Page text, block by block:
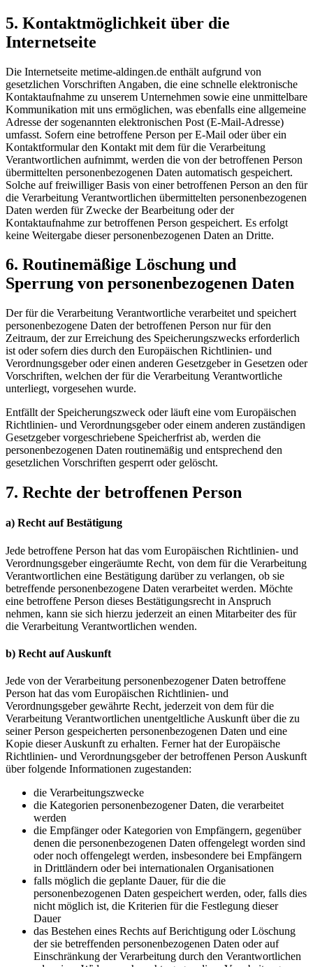
5. Kontaktmöglichkeit über die
Internetseite
Die Internetseite metime-aldingen.de enthält aufgrund von
gesetzlichen Vorschriften Angaben, die eine schnelle elektronische
Kontaktaufnahme zu unserem Unternehmen sowie eine unmittelbare
Kommunikation mit uns ermöglichen, was ebenfalls eine allgemeine
Adresse der sogenannten elektronischen Post (E-Mail-Adresse)
umfasst. Sofern eine betroffene Person per E-Mail oder über ein
Kontaktformular den Kontakt mit dem für die Verarbeitung
Verantwortlichen aufnimmt, werden die von der betroffenen Person
übermittelten personenbezogenen Daten automatisch gespeichert.
Solche auf freiwilliger Basis von einer betroffenen Person an den für
die Verarbeitung Verantwortlichen übermittelten personenbezogenen
Daten werden für Zwecke der Bearbeitung oder der
Kontaktaufnahme zur betroffenen Person gespeichert. Es erfolgt
keine Weitergabe dieser personenbezogenen Daten an Dritte.
6. Routinemäßige Löschung und
Sperrung von personenbezogenen Daten
Der für die Verarbeitung Verantwortliche verarbeitet und speichert
personenbezogene Daten der betroffenen Person nur für den
Zeitraum, der zur Erreichung des Speicherungszwecks erforderlich
ist oder sofern dies durch den Europäischen Richtlinien- und
Verordnungsgeber oder einen anderen Gesetzgeber in Gesetzen oder
Vorschriften, welchen der für die Verarbeitung Verantwortliche
unterliegt, vorgesehen wurde.
Entfällt der Speicherungszweck oder läuft eine vom Europäischen
Richtlinien- und Verordnungsgeber oder einem anderen zuständigen
Gesetzgeber vorgeschriebene Speicherfrist ab, werden die
personenbezogenen Daten routinemäßig und entsprechend den
gesetzlichen Vorschriften gesperrt oder gelöscht.
7. Rechte der betroffenen Person
a) Recht auf Bestätigung
Jede betroffene Person hat das vom Europäischen Richtlinien- und
Verordnungsgeber eingeräumte Recht, von dem für die Verarbeitung
Verantwortlichen eine Bestätigung darüber zu verlangen, ob sie
betreffende personenbezogene Daten verarbeitet werden. Möchte
eine betroffene Person dieses Bestätigungsrecht in Anspruch
nehmen, kann sie sich hierzu jederzeit an einen Mitarbeiter des für
die Verarbeitung Verantwortlichen wenden.
b) Recht auf Auskunft
Jede von der Verarbeitung personenbezogener Daten betroffene
Person hat das vom Europäischen Richtlinien- und
Verordnungsgeber gewährte Recht, jederzeit von dem für die
Verarbeitung Verantwortlichen unentgeltliche Auskunft über die zu
seiner Person gespeicherten personenbezogenen Daten und eine
Kopie dieser Auskunft zu erhalten. Ferner hat der Europäische
Richtlinien- und Verordnungsgeber der betroffenen Person Auskunft
über folgende Informationen zugestanden:
die Verarbeitungszwecke
die Kategorien personenbezogener Daten, die verarbeitet
werden
die Empfänger oder Kategorien von Empfängern, gegenüber
denen die personenbezogenen Daten offengelegt worden sind
oder noch offengelegt werden, insbesondere bei Empfängern
in Drittländern oder bei internationalen Organisationen
falls möglich die geplante Dauer, für die die
personenbezogenen Daten gespeichert werden, oder, falls dies
nicht möglich ist, die Kriterien für die Festlegung dieser
Dauer
das Bestehen eines Rechts auf Berichtigung oder Löschung
der sie betreffenden personenbezogenen Daten oder auf
Einschränkung der Verarbeitung durch den Verantwortlichen